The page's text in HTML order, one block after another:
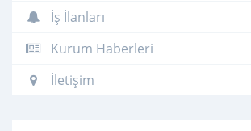
İş İlanları
Kurum Haberleri
İletişim